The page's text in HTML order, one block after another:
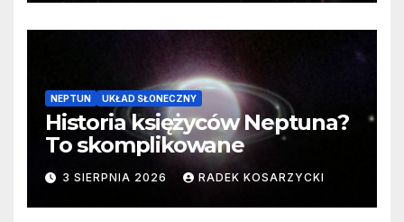
NEPTUN UKŁAD SŁONECZNY
Historia księżyców Neptuna?
To skomplikowane
3 SIERPNIA 2026 RADEK KOSARZYCKI